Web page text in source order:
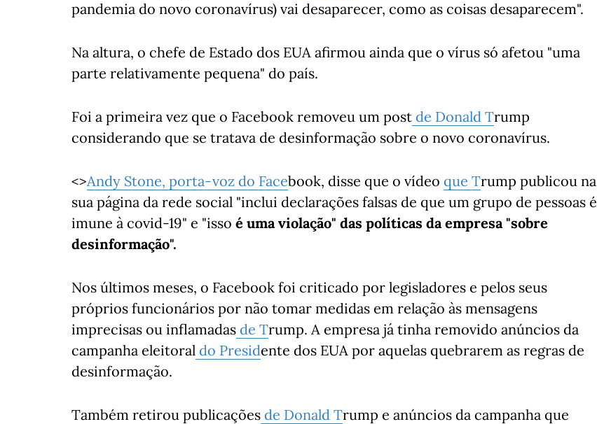
pandemia do novo coronavírus) vai desaparecer, como as coisas desaparecem".
Na altura, o chefe de Estado dos EUA afirmou ainda que o vírus só afetou "uma
parte relativamente pequena" do país.
Foi a primeira vez que o Facebook removeu um post de Donald Trump
considerando que se tratava de desinformação sobre o novo coronavírus.
<>Andy Stone, porta-voz do Facebook, disse que o vídeo que Trump publicou na
sua página da rede social "inclui declarações falsas de que um grupo de pessoas é
imune à covid-19" e "isso é uma violação" das políticas da empresa "sobre
desinformação".
Nos últimos meses, o Facebook foi criticado por legisladores e pelos seus
próprios funcionários por não tomar medidas em relação às mensagens
imprecisas ou inflamadas de Trump. A empresa já tinha removido anúncios da
campanha eleitoral do Presidente dos EUA por aquelas quebrarem as regras de
desinformação.
Também retirou publicações de Donald Trump e anúncios da campanha que